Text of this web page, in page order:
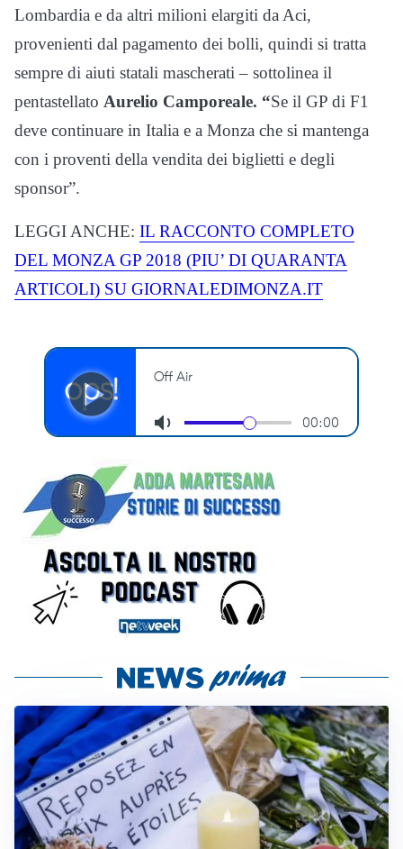
Lombardia e da altri milioni elargiti da Aci,
provenienti dal pagamento dei bolli, quindi si tratta
sempre di aiuti statali mascherati – sottolinea il
pentastellato Aurelio Camporeale. “Se il GP di F1
deve continuare in Italia e a Monza che si mantenga
con i proventi della vendita dei biglietti e degli
sponsor”.
LEGGI ANCHE: IL RACCONTO COMPLETO
DEL MONZA GP 2018 (PIU’ DI QUARANTA
ARTICOLI) SU GIORNALEDIMONZA.IT